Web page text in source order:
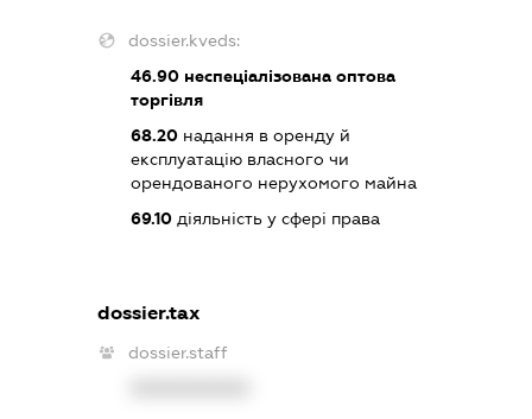
dossier.kveds:
46.90неспеціалізована оптова
торгівля
68.20надання в оренду й
експлуатацію власного чи
орендованого нерухомого майна
69.10діяльність у сфері права
dossier.tax
dossier.staff